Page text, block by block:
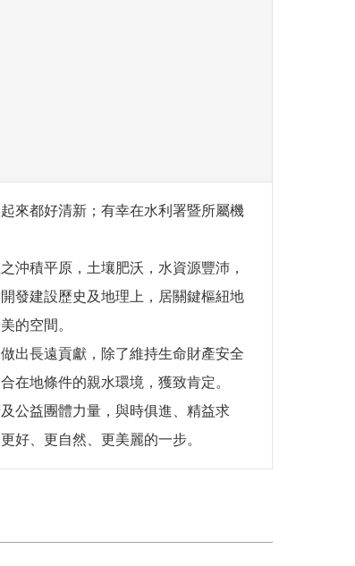
來都好清新；有幸在水利署暨所屬機
沖積平原，土壤肥沃，水資源豐沛，
發建設歷史及地理上，居關鍵樞紐地
的空間。
出長遠貢獻，除了維持生命財產安全
在地條件的親水環境，獲致肯定。
公益團體力量，與時俱進、精益求
好、更自然、更美麗的一步。